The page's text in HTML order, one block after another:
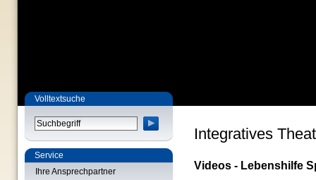
Volltextsuche
Service
Ihre Ansprechpartner
Integratives
Videos - Lebenshilfe